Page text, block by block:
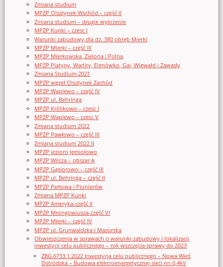
Zmiana studium
MPZP Olsztynek Wschód – część II
Zmiana studium – drugie wyłożenie
MPZP Kunki – czesc I
Warunki zabudowy dla dz. 380 obręb Mierki
MPZP Mierki – część III
MPZP Mierkowska, Zielona i Polna
MPZP Platyny, Warlity, Elgnówko, Gaj, Wigwałd i Zawady
Zmiana Studium 2021
MPZP węzeł Olsztynek Zachód
MPZP Waplewo – część IV
MPZP ul. Behringa
MPZP Królikowo – czesc I
MPZP Waplewo – czesc V
Zmiana studium 2022
MPZP Pawłowo – część III
Zmiana studium 2022 II
MPZP jezioro Jemiołowo
MPZP Wilcza – obszar A
MPZP Gąsiorowo – część III
MPZP ul. Behringa – część II
MPZP Perłowa i Pionierów
Zmiana MPZP Kunki
MPZP Ameryka-część II
MPZP Mrongowiusza-część VI
MPZP Mierki – część IV
MPZP ul. Grunwaldzka i Mazurska
Obwieszczenia w sprawach o warunki zabudowy i lokalizacji
inwestycji celu publicznego – rok wszczęcia sprawy do 2023
ZBG.6733.1.2022 Inwestycja celu publicznego – Nowa Wieś
Ostródzka – Budowa elektroenergetycznej sieci nn 0,4kV